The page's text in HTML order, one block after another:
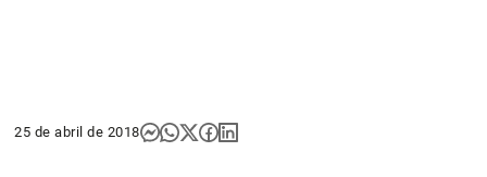
25 de abril de 2018